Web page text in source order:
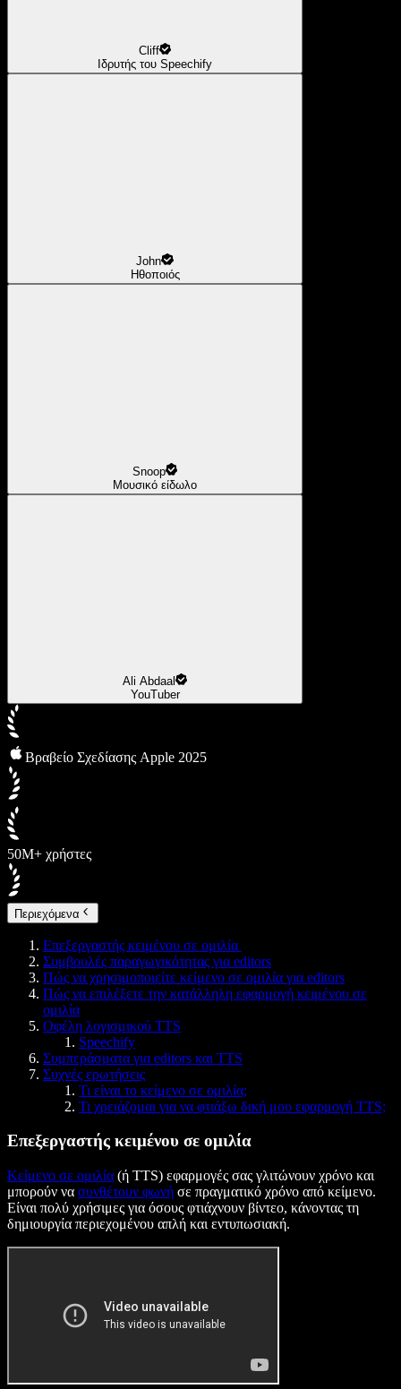
Cliff
Ιδρυτής του Speechify
John
Ηθοποιός
Snoop
Μουσικό είδωλο
Ali Abdaal
YouTuber
Βραβείο Σχεδίασης Apple 2025
50M+ χρήστες
Περιεχόμενα
Επεξεργαστής κειμένου σε ομιλία
Συμβουλές παραγωγικότητας για editors
Πώς να χρησιμοποιείτε κείμενο σε ομιλία για editors
Πώς να επιλέξετε την κατάλληλη εφαρμογή κειμένου σε
ομιλία
Οφέλη λογισμικού TTS
Speechify
Συμπεράσματα για editors και TTS
Συχνές ερωτήσεις
Τι είναι το κείμενο σε ομιλία;
Τι χρειάζομαι για να φτιάξω δική μου εφαρμογή TTS;
Επεξεργαστής κειμένου σε ομιλία
Κείμενο σε ομιλία (ή TTS) εφαρμογές σας γλιτώνουν χρόνο και
μπορούν να συνθέτουν φωνή σε πραγματικό χρόνο από κείμενο.
Είναι πολύ χρήσιμες για όσους φτιάχνουν βίντεο, κάνοντας τη
δημιουργία περιεχομένου απλή και εντυπωσιακή.